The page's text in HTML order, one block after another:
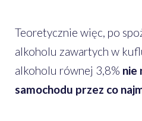
Teoretycznie więc, po
alkoholu zawartych w
alkoholu równej 3,8% nie
samochodu przez co